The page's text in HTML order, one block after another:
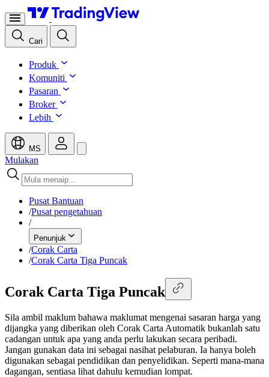
Cari
Produk
Komuniti
Pasaran
Broker
Lebih
MS
Mulakan
Pusat Bantuan
/Pusat pengetahuan
/
Penunjuk
/Corak Carta
/Corak Carta Tiga Puncak
Corak Carta Tiga Puncak
Sila ambil maklum bahawa maklumat mengenai sasaran harga yang
dijangka yang diberikan oleh Corak Carta Automatik bukanlah satu
cadangan untuk apa yang anda perlu lakukan secara peribadi.
Jangan gunakan data ini sebagai nasihat pelaburan. Ia hanya boleh
digunakan sebagai pendidikan dan penyelidikan. Seperti mana-mana
dagangan, sentiasa lihat dahulu kemudian lompat.